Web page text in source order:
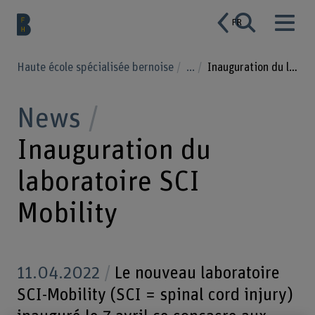
FR
Haute école spécialisée bernoise ... Inauguration du laboratoire SCI Mobility
News
Inauguration du
laboratoire SCI
Mobility
11.04.2022
Le nouveau laboratoire
SCI-Mobility (SCI = spinal cord injury)